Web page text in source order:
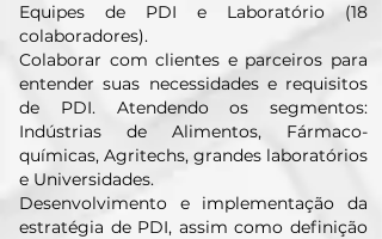
Equipes de PDI e Laboratório (18
colaboradores).
Colaborar com clientes e parceiros para
entender suas necessidades e requisitos
de PDI. Atendendo os segmentos:
Indústrias de Alimentos, Fármaco-
químicas, Agritechs, grandes laboratórios
e Universidades.
Desenvolvimento e implementação da
estratégia de PDI, assim como definição